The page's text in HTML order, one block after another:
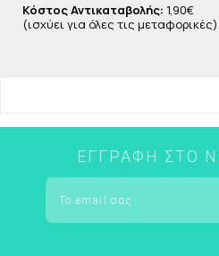
Αποφύγετε την επαφή με τα
ερεθισμός, σταματήστε τη
palmate of fatty acids,
pearl extract, Titanium
ether sulfate, Opuntia ficus-
Κόστος Αντικαταβολής: 1,90€
(ισχύει για όλες τις μεταφορικές).
ΕΓΓΡΑΦΉ ΣΤΟ